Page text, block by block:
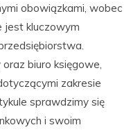
obowiązkami, wobec
jest kluczowym
biuro księgowe,
zakresie
sprawdzimy się
i swoim